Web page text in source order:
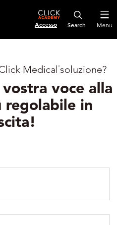
Accesso Menu
Medical ®soluzione?
voce alla
in